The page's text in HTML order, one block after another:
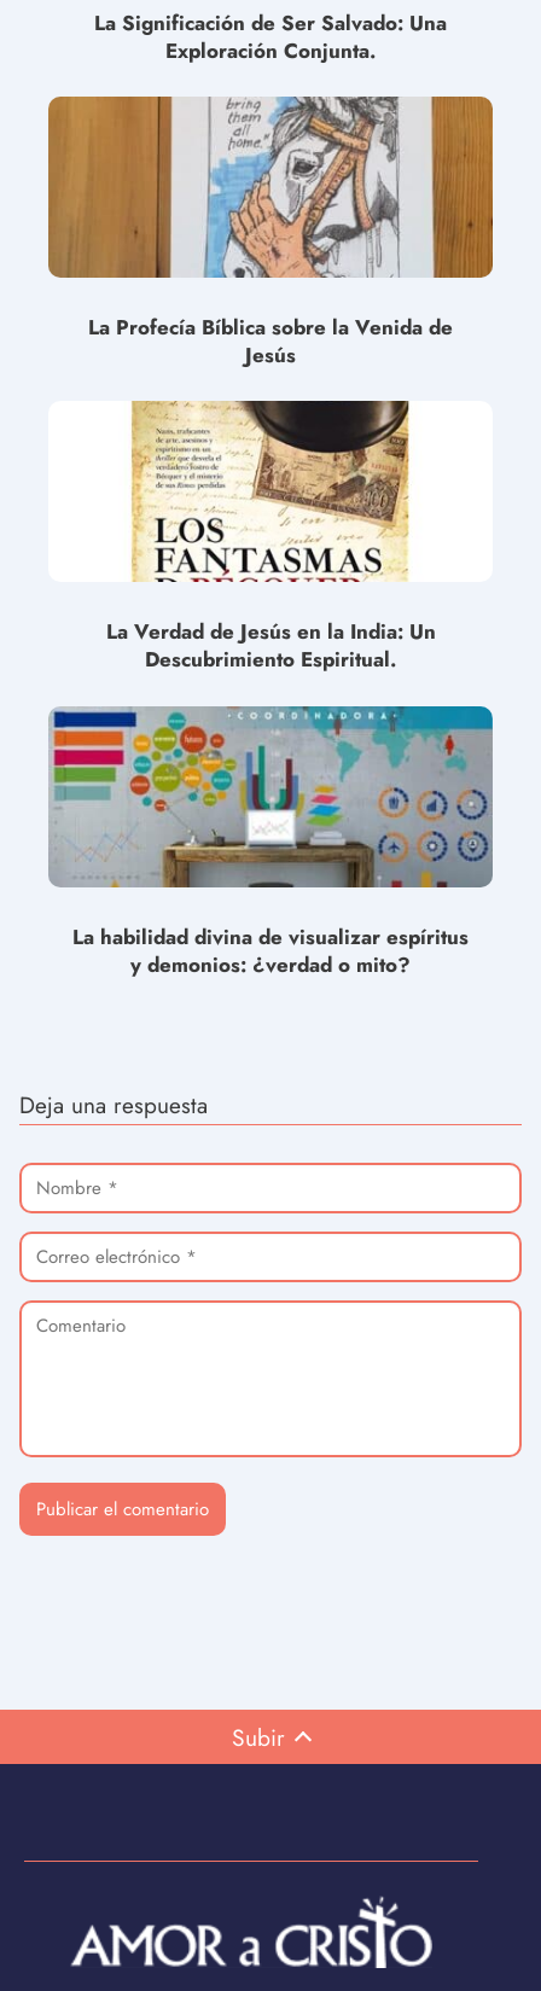
La Significación de Ser Salvado: Una
Exploración Conjunta.
La Profecía Bíblica sobre la Venida de
Jesús
La Verdad de Jesús en la India: Un
Descubrimiento Espiritual.
La habilidad divina de visualizar espíritus
y demonios: ¿verdad o mito?
Deja una respuesta
Subir